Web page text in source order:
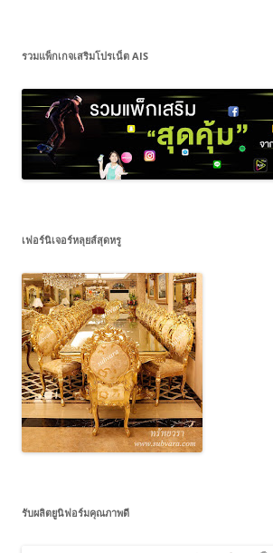
รวมแพ็กเกจเสริมโปรเน็ต AIS
เฟอร์นิเจอร์หลุยส์สุดหรู
รับผลิตยูนิฟอร์มคุณภาพดี